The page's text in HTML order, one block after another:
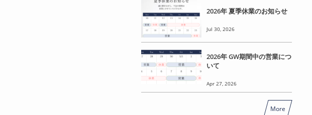
2026年 夏季休業のお知らせ
Jul 30, 2026
2026年 GW期間中の営業につ
いて
Apr 27, 2026
More